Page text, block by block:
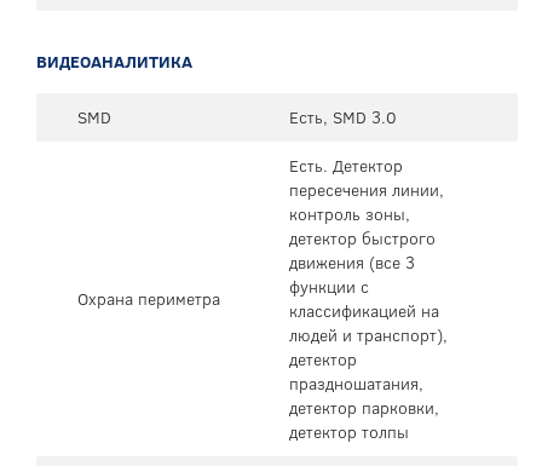
ВИДЕОАНАЛИТИКА
SMD Есть, SMD 3.0
Охрана периметра
Есть. Детектор
пересечения линии,
контроль зоны,
детектор быстрого
движения (все 3
функции с
классификацией на
людей и транспорт),
детектор
праздношатания,
детектор парковки,
детектор толпы